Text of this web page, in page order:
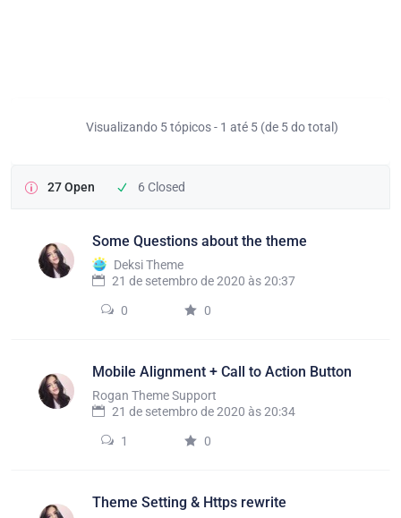
Visualizando 5 tópicos - 1 até 5 (de 5 do total)
27 Open 6 Closed
Some Questions about the theme
Deksi Theme
21 de setembro de 2020 às 20:37
0 0
Mobile Alignment + Call to Action Button
Rogan Theme Support
21 de setembro de 2020 às 20:34
1 0
Theme Setting & Https rewrite